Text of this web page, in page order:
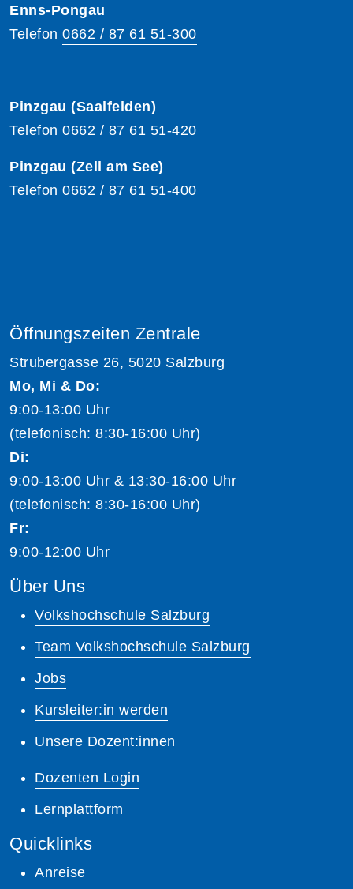
Enns-Pongau
Telefon 0662 / 87 61 51-300
Pinzgau (Saalfelden)
Telefon 0662 / 87 61 51-420
Pinzgau (Zell am See)
Telefon 0662 / 87 61 51-400
Öffnungszeiten Zentrale
Strubergasse 26, 5020 Salzburg
Mo, Mi & Do:
9:00-13:00 Uhr
(telefonisch: 8:30-16:00 Uhr)
Di:
9:00-13:00 Uhr & 13:30-16:00 Uhr
(telefonisch: 8:30-16:00 Uhr)
Fr:
9:00-12:00 Uhr
Über Uns
Volkshochschule Salzburg
Team Volkshochschule Salzburg
Jobs
Kursleiter:in werden
Unsere Dozent:innen
Dozenten Login
Lernplattform
Quicklinks
Anreise